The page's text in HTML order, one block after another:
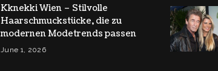
Kknekki Wien – Stilvolle
Haarschmuckstücke, die zu
modernen Modetrends passen
June 1, 2026